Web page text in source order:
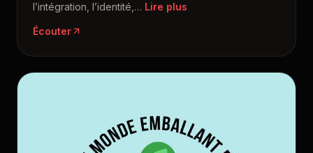
l’intégration, l’identité, …
Écouter